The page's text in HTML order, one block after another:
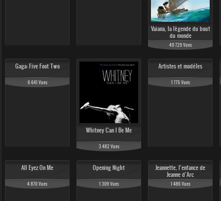
Vaiana, la légende du bout
du monde
49 729 Vues
Gaga: Five Foot Two
6 641 Vues
Whitney Can I Be Me
3 482 Vues
Artistes et modèles
1 775 Vues
All Eyez On Me
4 870 Vues
Opening Night
1 309 Vues
Jeannette, l’enfance de
Jeanne d’Arc
1 486 Vues